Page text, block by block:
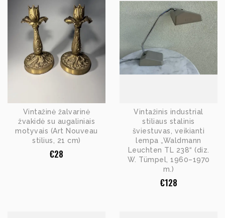
Vintažinė žalvarinė
žvakidė su augaliniais
motyvais (Art Nouveau
stilius, 21 cm)
€28
Vintažinis industrial
stiliaus stalinis
šviestuvas, veikianti
lempa „Waldmann
Leuchten TL 238“ (diz.
W. Tümpel, 1960–1970
m.)
€128